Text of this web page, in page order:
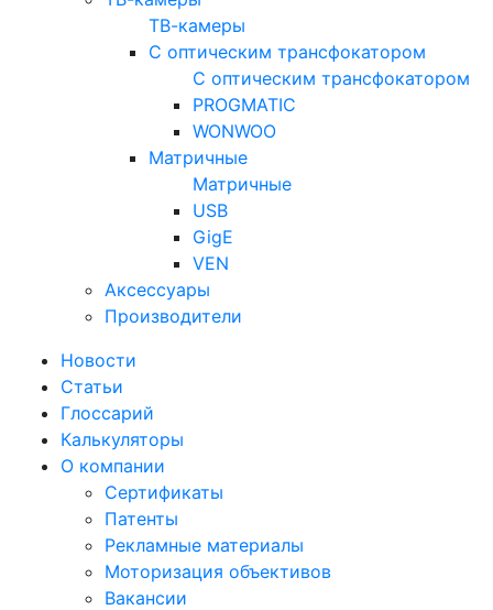
ТВ-камеры
С оптическим трансфокатором
С оптическим трансфокатором
PROGMATIC
WONWOO
Матричные
Матричные
USB
GigE
VEN
Аксессуары
Производители
Новости
Статьи
Глоссарий
Калькуляторы
О компании
Сертификаты
Патенты
Рекламные материалы
Моторизация объективов
Вакансии